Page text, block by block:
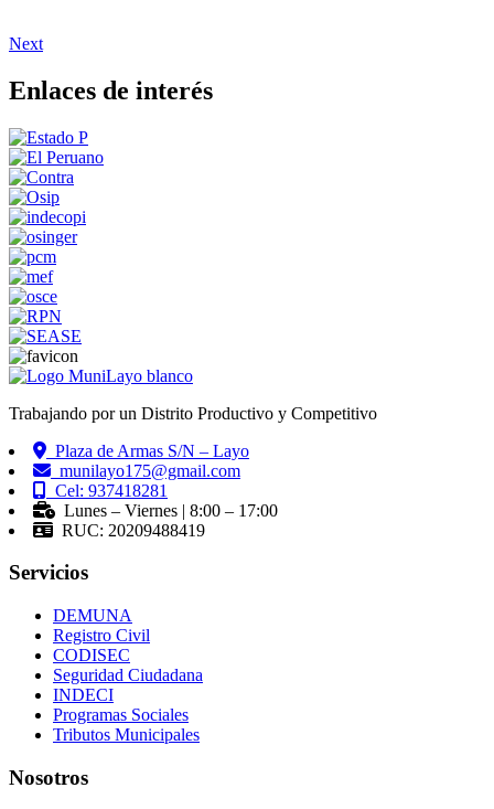
Next
Enlaces de interés
Trabajando por un Distrito Productivo y Competitivo
Plaza de Armas S/N – Layo
munilayo175@gmail.com
Cel: 937418281
Lunes – Viernes | 8:00 – 17:00
RUC: 20209488419
Servicios
DEMUNA
Registro Civil
CODISEC
Seguridad Ciudadana
INDECI
Programas Sociales
Tributos Municipales
Nosotros